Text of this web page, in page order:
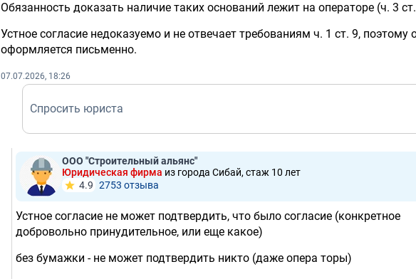
Обязанность доказать наличие таких оснований лежит на операторе (ч. 3
Устное согласие недоказуемо и не отвечает требованиям ч. 1 ст. 9, поэтому
оформляется письменно.
07.07.2026, 18:26
Спросить юриста
ООО "Строительный альянс"
Юридическая фирма из города Сибай, стаж 10 лет
4.9 2753 отзывa
Устное согласие не может подтвердить, что было согласие (конкретное
добровольно принудительное, или еще какое)
без бумажки - не может подтвердить никто (даже опера торы)